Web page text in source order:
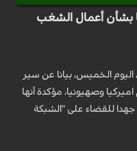
بشأن أعمال الشغب
الخميس، بيانا عن سير
وصهيونيا، مؤكدة أنها
جهدا للقضاء على "الشبكة